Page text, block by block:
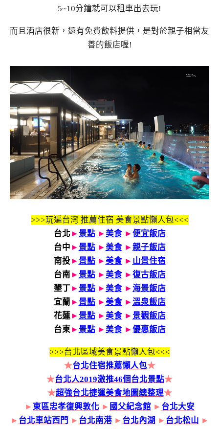
5~10分鐘就可以租車出去玩!
而且酒店很新，還有免費飲料提供，是對於親子相當友
善的飯店喔!
>>>玩遍台灣 推薦住宿 美食景點懶人包<<<
台北 ► 景點 ► 美食► 便宜飯店
台中 ► 景點 ► 美食► 親子飯店
南投► 景點 ► 美食► 山景住宿
台南► 景點 ► 美食► 復古飯店
墾丁► 景點 ► 美食► 海景飯店
宜蘭 ► 景點 ► 美食► 溫泉飯店
花蓮► 景點 ► 美食► 景觀飯店
台東► 景點 ► 美食► 優惠飯店
>>>台北區域美食景點懶人包<<<
★台北住宿推薦懶人包★
★台北人2019激推46個台北景點★
★超強台北捷運美食地圖總整理★
► 東區忠孝復興敦化 ► 國父紀念館 ► 台北大安
► 台北車站西門 ► 台北南港 ► 台北內湖 ► 台北松山 ►